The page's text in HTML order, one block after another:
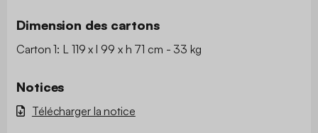
Dimension des cartons
Carton 1: L 119 x l 99 x h 71 cm - 33 kg
Notices
Télécharger la notice